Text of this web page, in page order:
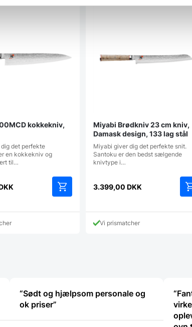
kokkekniv,
det perfekte
en kokkekniv og
til…
Miyabi Brødkniv 23 cm kniv,
Damask design, 133 lag stål
Miyabi giver dig det perfekte snit.
Santoku er den bedst sælgende
knivtype i…
3.399,00 DKK
Vi prismatcher
“Sødt og hjælpsom personale og
ok priser”